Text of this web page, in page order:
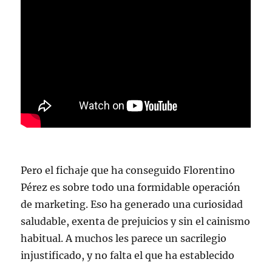
Pero el fichaje que ha conseguido Florentino
Pérez es sobre todo una formidable operación
de marketing. Eso ha generado una curiosidad
saludable, exenta de prejuicios y sin el cainismo
habitual. A muchos les parece un sacrilegio
injustificado, y no falta el que ha establecido